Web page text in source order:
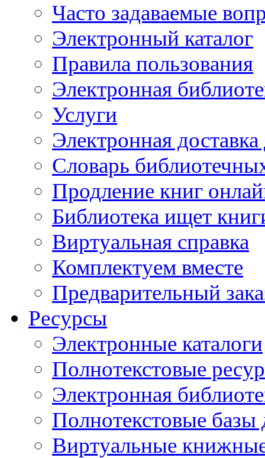
Часто задаваемые
Электронный каталог
Правила пользования
Электронная
Услуги
Электронная
Словарь
Продление книг
Библиотека ищет
Виртуальная справка
Комплектуем вместе
Предварительный
Ресурсы
Электронные каталоги
Полнотекстовые
Электронная
Полнотекстовые
Виртуальные